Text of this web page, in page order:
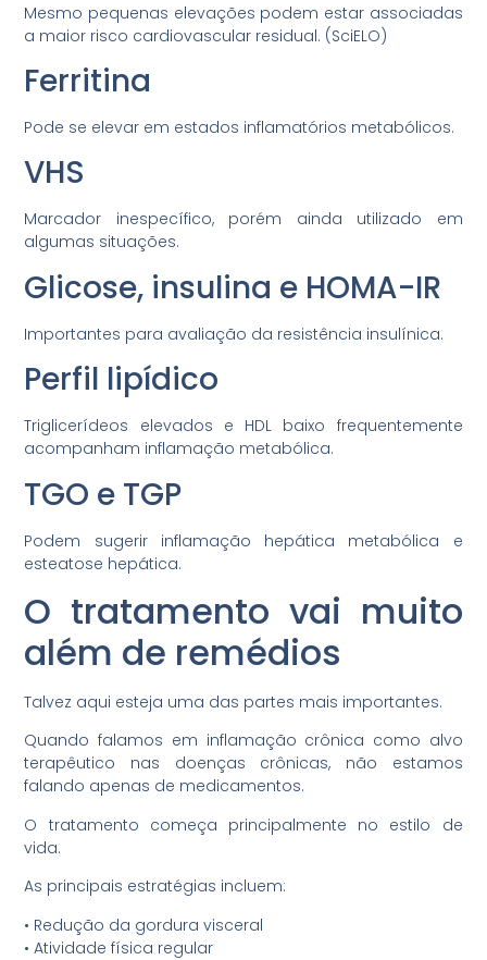
Mesmo pequenas elevações podem estar associadas
a maior risco cardiovascular residual. (SciELO)
Ferritina
Pode se elevar em estados inflamatórios metabólicos.
VHS
Marcador inespecífico, porém ainda utilizado em
algumas situações.
Glicose, insulina e HOMA-IR
Importantes para avaliação da resistência insulínica.
Perfil lipídico
Triglicerídeos elevados e HDL baixo frequentemente
acompanham inflamação metabólica.
TGO e TGP
Podem sugerir inflamação hepática metabólica e
esteatose hepática.
O tratamento vai muito
além de remédios
Talvez aqui esteja uma das partes mais importantes.
Quando falamos em inflamação crônica como alvo
terapêutico nas doenças crônicas, não estamos
falando apenas de medicamentos.
O tratamento começa principalmente no estilo de
vida.
As principais estratégias incluem:
•⁠ ⁠Redução da gordura visceral
•⁠ ⁠Atividade física regular